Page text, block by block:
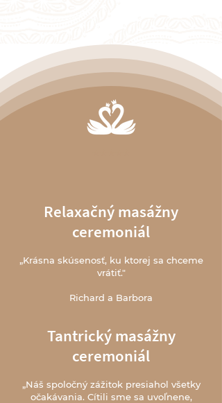
Relaxačný masážny
ceremoniál
„Krásna skúsenosť, ku ktorej sa chceme
vrátiť."
Richard a Barbora
Tantrický masážny
ceremoniál
„Náš spoločný zážitok presiahol všetky
očakávania. Cítili sme sa uvoľnene,